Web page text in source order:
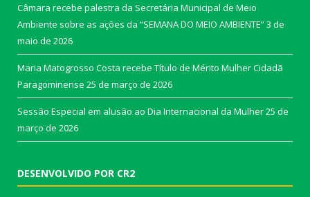
Câmara recebe palestra da Secretária Municipal de Meio
Ambiente sobre as ações da “SEMANA DO MEIO AMBIENTE”3 de
maio de 2026
Maria Matogrosso Costa recebe Título de Mérito Mulher Cidadã
Paragominense 25 de março de 2026
Sessão Especial em alusão ao Dia Internacional da Mulher25 de
março de 2026
DESENVOLVIDO POR CR2